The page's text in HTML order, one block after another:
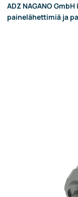
ADZ NAGANO
painelähettimiä ja